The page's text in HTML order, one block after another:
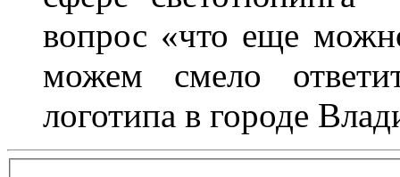
вопрос «что еще
можем смело
логотипа в городе